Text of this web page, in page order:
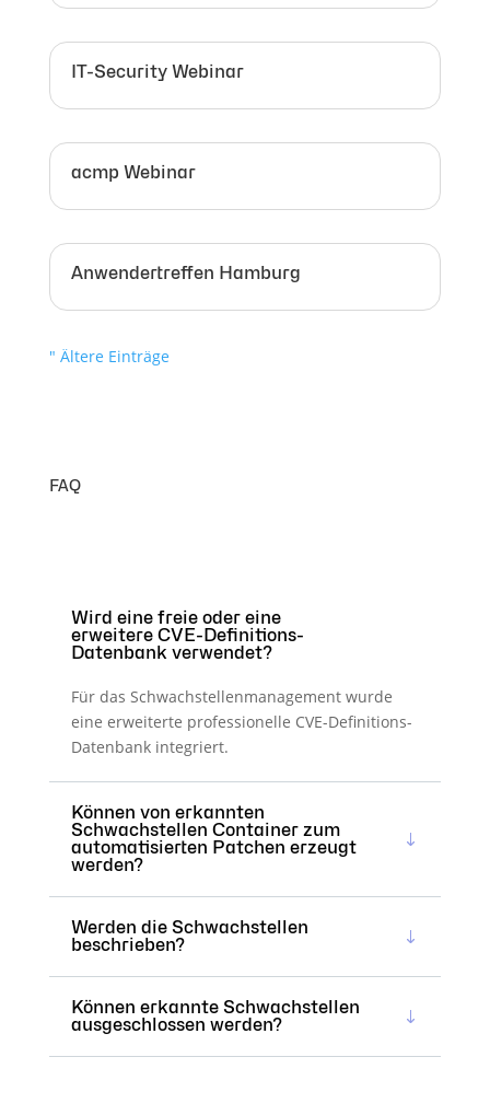
IT-Security Webinar
acmp Webinar
Anwendertreffen Hamburg
" Ältere Einträge
FAQ
Wird eine freie oder eine
erweitere CVE-Definitions-
Datenbank verwendet?
Für das Schwachstellenmanagement wurde
eine erweiterte professionelle CVE-Definitions-
Datenbank integriert.
Können von erkannten
Schwachstellen Container zum
automatisierten Patchen erzeugt
werden?
Werden die Schwachstellen
beschrieben?
Können erkannte Schwachstellen
ausgeschlossen werden?